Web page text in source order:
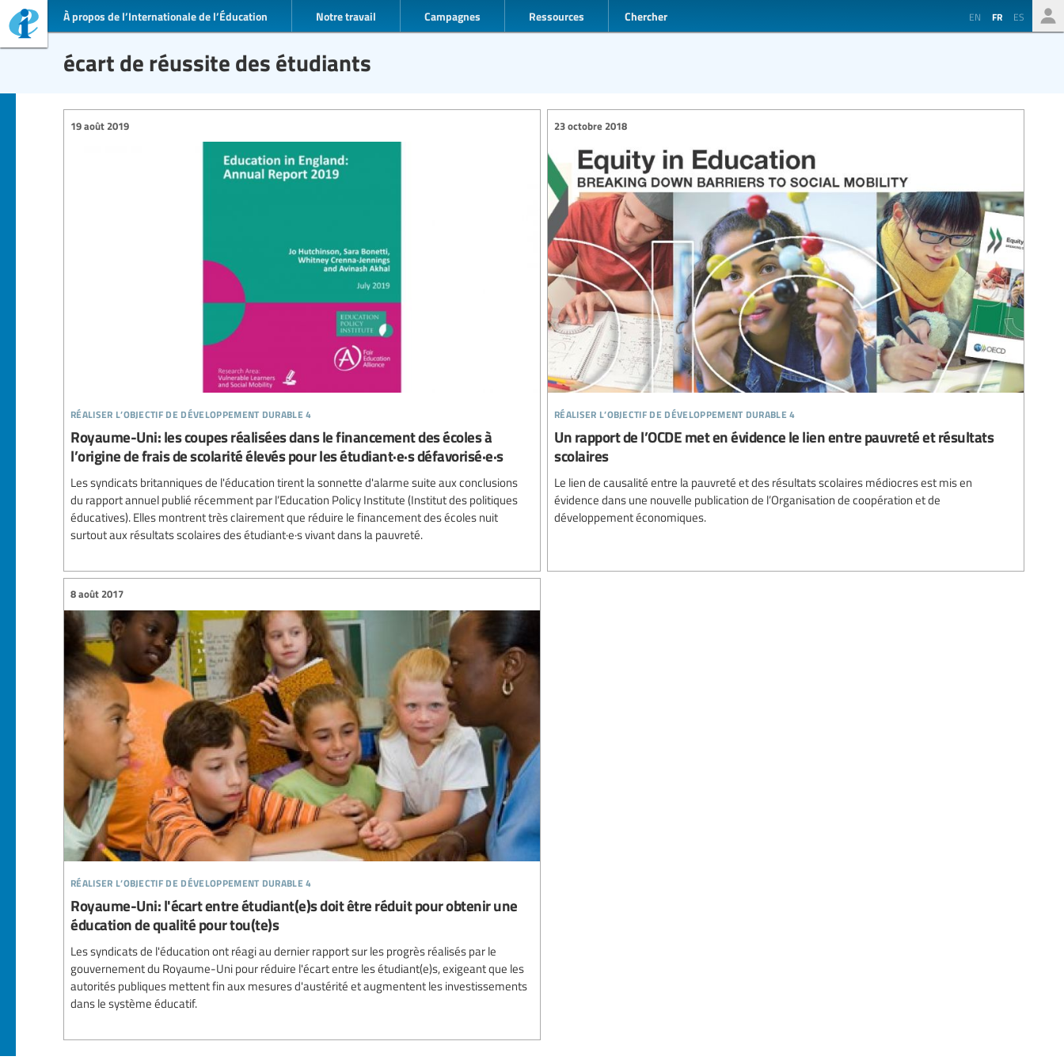
À propos de l’Internationale de l’Éducation Notre travail Campagnes Ressources Chercher EN FR ES
écart de réussite des étudiants
réaliser l’objectif de développement durable 4
19 août 2019
Royaume-Uni: les coupes réalisées dans le financement des écoles à
l’origine de frais de scolarité élevés pour les étudiant·e·s défavorisé·e·s
Les syndicats britanniques de l'éducation tirent la sonnette d'alarme suite aux conclusions
du rapport annuel publié récemment par l’Education Policy Institute (Institut des politiques
éducatives). Elles montrent très clairement que réduire le financement des écoles nuit
surtout aux résultats scolaires des étudiant·e·s vivant dans la pauvreté.
réaliser l’objectif de développement durable 4
23 octobre 2018
Un rapport de l’OCDE met en évidence le lien entre pauvreté et résultats
scolaires
Le lien de causalité entre la pauvreté et des résultats scolaires médiocres est mis en
évidence dans une nouvelle publication de l’Organisation de coopération et de
développement économiques.
réaliser l’objectif de développement durable 4
8 août 2017
Royaume-Uni: l'écart entre étudiant(e)s doit être réduit pour obtenir une
éducation de qualité pour tou(te)s
Les syndicats de l'éducation ont réagi au dernier rapport sur les progrès réalisés par le
gouvernement du Royaume-Uni pour réduire l'écart entre les étudiant(e)s, exigeant que les
autorités publiques mettent fin aux mesures d'austérité et augmentent les investissements
dans le système éducatif.